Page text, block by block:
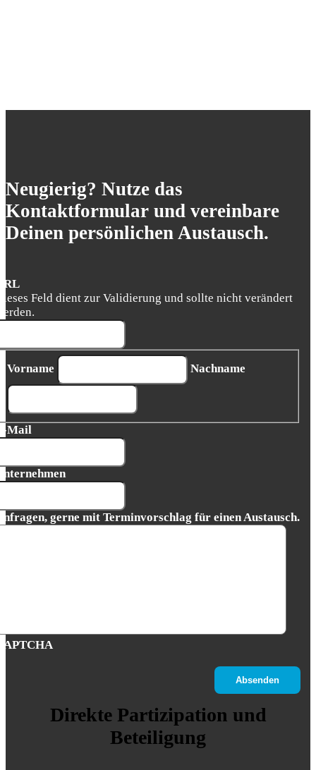
Direkte Partizipation und
Beteiligung
Neugierig? Nutze das
Kontaktformular und vereinbare
Deinen persönlichen Austausch.
Feld dient zur Validierung und sollte nicht verändert
Vorname Nachname
Mail
gerne mit Terminvorschlag für einen Austausch.